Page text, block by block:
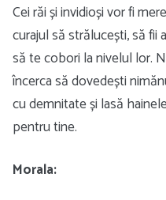
Cei răi și invidioși vor fi
curajul să strălucești, să fii
să te cobori la nivelul lor.
încerca să dovedești
cu demnitate și lasă
pentru tine.
Morala: